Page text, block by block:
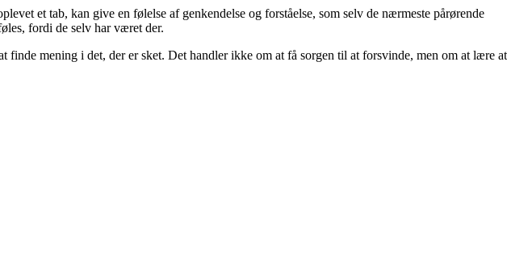
et tab, kan give en følelse af genkendelse og forståelse, som selv de nærmeste pårørende
fordi de selv har været der.
mening i det, der er sket. Det handler ikke om at få sorgen til at forsvinde, men om at lære at